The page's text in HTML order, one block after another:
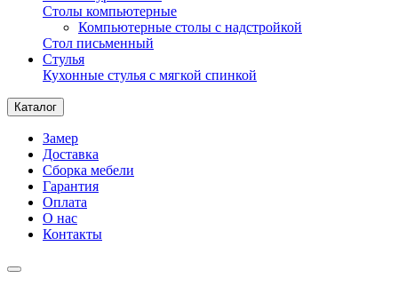
Столы компьютерные
Компьютерные столы с надстройкой
Стол письменный
Стулья
Кухонные стулья с мягкой спинкой
Каталог
Замер
Доставка
Сборка мебели
Гарантия
Оплата
О нас
Контакты